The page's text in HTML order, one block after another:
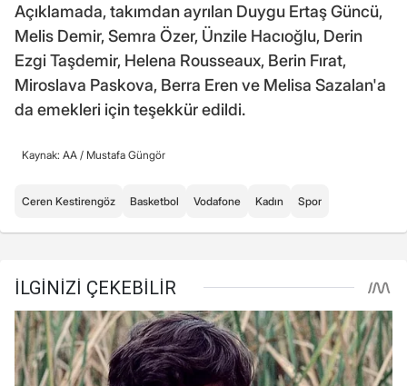
Açıklamada, takımdan ayrılan Duygu Ertaş Güncü,
Melis Demir, Semra Özer, Ünzile Hacıoğlu, Derin
Ezgi Taşdemir, Helena Rousseaux, Berin Fırat,
Miroslava Paskova, Berra Eren ve Melisa Sazalan'a
da emekleri için teşekkür edildi.
Kaynak: AA / Mustafa Güngör
Ceren Kestirengöz Basketbol Vodafone Kadın Spor